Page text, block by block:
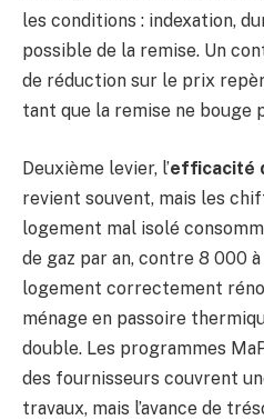
les conditions : indexation,
possible de la remise. Un
de réduction sur le prix
tant que la remise ne bouge
Deuxième levier, l’efficacité
revient souvent, mais les
logement mal isolé
de gaz par an, contre 8 000
logement correctement
ménage en passoire
double. Les programmes
des fournisseurs couvrent
travaux, mais l’avance de